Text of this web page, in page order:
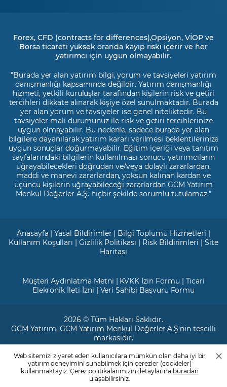
Forex, CFD (contracts for differences),Opsiyon, VİOP ve
Borsa ticareti yüksek oranda kayıp riski içerir ve her
yatırımcı için uygun olmayabilir.
"Burada yer alan yatırım bilgi, yorum ve tavsiyeleri yatırım
danışmanlığı kapsamında değildir. Yatırım danışmanlığı
hizmeti, yetkili kuruluşlar tarafından kişilerin risk ve getiri
tercihleri dikkate alınarak kişiye özel sunulmaktadır. Burada
yer alan yorum ve tavsiyeler ise genel niteliktedir. Bu
tavsiyeler mali durumunuz ile risk ve getiri tercihlerinize
uygun olmayabilir. Bu nedenle, sadece burada yer alan
bilgilere dayanılarak yatırım kararı verilmesi beklentilerinize
uygun sonuçlar doğurmayabilir. Eğitim içeriği veya tanıtım
sayfalarındaki bilgilerin kullanılması sonucu yatırımcıların
uğrayabilecekleri doğrudan ve/veya dolaylı zararlardan,
maddi ve manevi zararlardan, yoksun kalınan kardan ve
üçüncü kişilerin uğrayabileceği zararlardan GCM Yatırım
Menkul Değerler A.Ş. hiçbir şekilde sorumlu tutulamaz.”
Anasayfa |Yasal Bildirimler | Bilgi Toplumu Hizmetleri |
Kullanım Koşulları |Gizlilik Politikası | Risk Bildirimleri |Site
Haritası
Müşteri Aydınlatma Metni | KVKK İzin Formu | Ticari
Elekronik İleti İzni | Veri Sahibi Başvuru Formu
2026 © Tüm Hakları Saklıdır.
GCM Yatırım, GCM Yatırım Menkul Değerler A.Ş'nin tescilli
markasıdır.
Ticari Sicil No: 799649
Maslak V.D. : 3890707820
Mersis No: 0389070782000015
Web sitemizi ziyaret eden kullanıcılara mümkün olan daha iyi bir
yatırım deneyimini sunabilmek için çerezler (cookieler)
kullanmaktayız. Çerez politikalarımızın detaylarına buradan
ulaşabilirsiniz.